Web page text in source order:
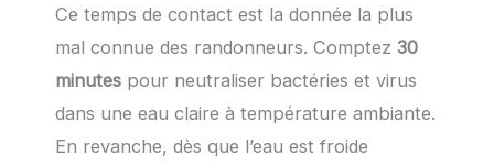
Ce temps de contact est la donnée la plus
mal connue des randonneurs. Comptez 30
minutes pour neutraliser bactéries et virus
dans une eau claire à température ambiante.
En revanche, dès que l’eau est froide